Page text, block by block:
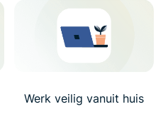
Werk veilig vanuit huis